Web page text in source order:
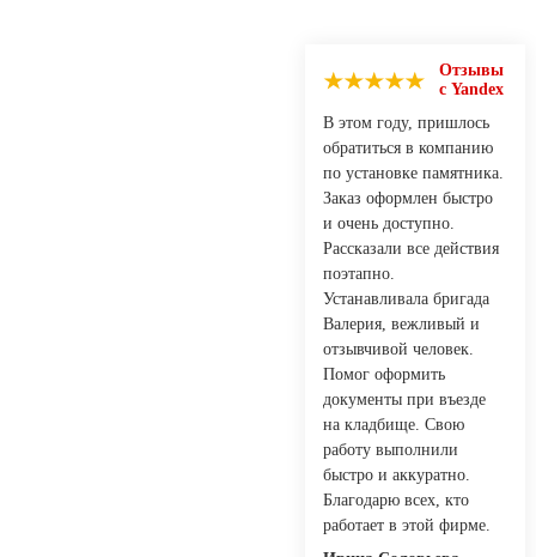
Отзывы
с Yandex
В этом году, пришлось
обратиться в компанию
по установке памятника.
Заказ оформлен быстро
и очень доступно.
Рассказали все действия
поэтапно.
Устанавливала бригада
Валерия, вежливый и
отзывчивой человек.
Помог оформить
документы при въезде
на кладбище. Свою
работу выполнили
быстро и аккуратно.
Благодарю всех, кто
работает в этой фирме.